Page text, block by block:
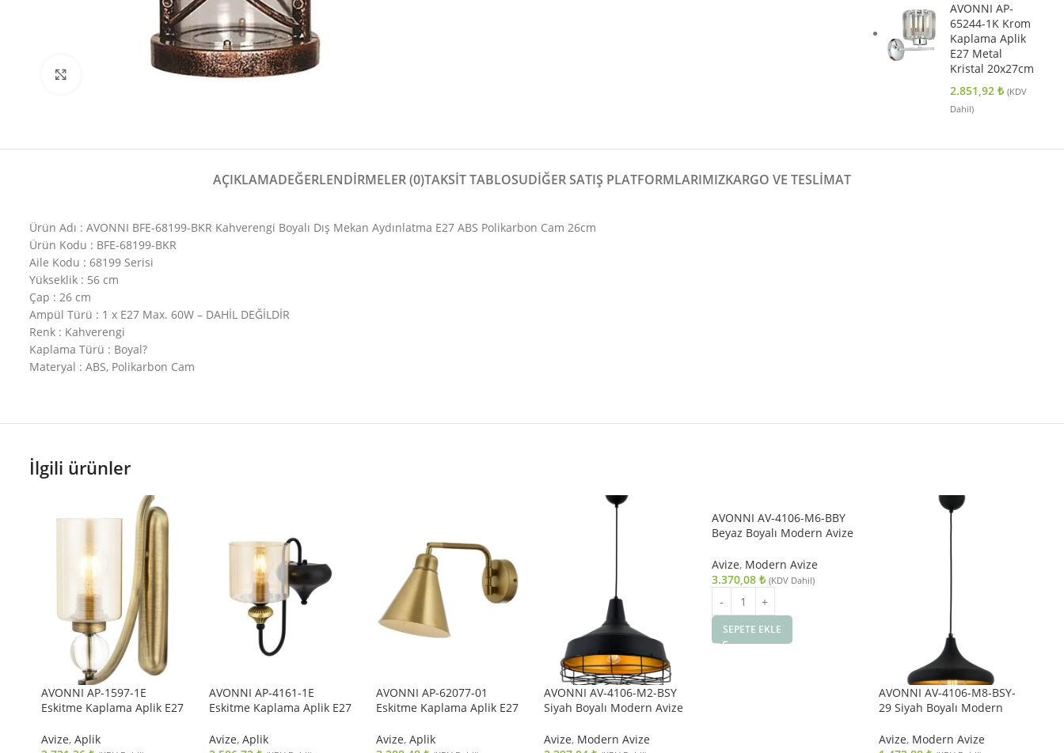
Büyütmek için tıklayın
AVONNI AP-
65244-1K Krom
Kaplama Aplik
E27 Metal
Kristal 20x27cm
2.851,92₺ (KDV
Dahil)
AÇIKLAMADEĞERLENDIRMELER (0)TAKSİT TABLOSUDIĞER SATIŞ PLATFORMLARIMIZKARGO VE TESLIMAT
Ürün Adı : AVONNI BFE-68199-BKR Kahverengi Boyalı Dış Mekan Aydınlatma E27 ABS Polikarbon Cam 26cm
Ürün Kodu : BFE-68199-BKR
Aile Kodu : 68199 Serisi
Yükseklik : 56 cm
Çap : 26 cm
Ampül Türü : 1 x E27 Max. 60W – DAHİL DEĞİLDİR
Renk : Kahverengi
Kaplama Türü : Boyal?
Materyal : ABS, Polikarbon Cam
İlgili ürünler
AVONNI AP-1597-1E
Eskitme Kaplama Aplik E27
Avize, Aplik
AVONNI AP-4161-1E
Eskitme Kaplama Aplik E27
Avize, Aplik
AVONNI AP-62077-01
Eskitme Kaplama Aplik E27
Avize, Aplik
AVONNI AV-4106-M2-BSY
Siyah Boyalı Modern Avize
Avize, Modern Avize
AVONNI AV-4106-M6-BBY
Beyaz Boyalı Modern Avize
Avize, Modern Avize
3.370,08 ₺ (KDV Dahil)
SEPETE EKLE
AVONNI AV-4106-M8-BSY-
29 Siyah Boyalı Modern
Avize, Modern Avize